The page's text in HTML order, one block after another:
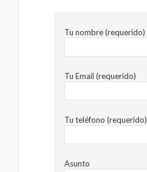
Tu nombre (requerido)
Tu Email (requerido)
Tu teléfono (requerido)
Asunto